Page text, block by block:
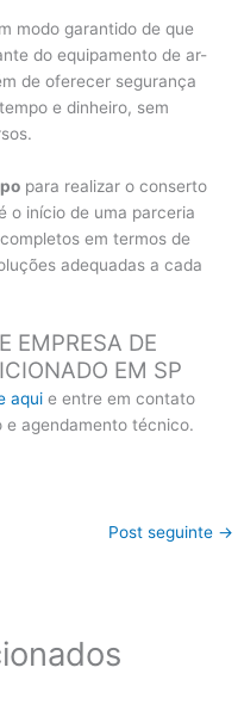
modo garantido de que
do equipamento de ar-
de oferecer segurança
e dinheiro, sem
para realizar o conserto
o início de uma parceria
em termos de
adequadas a cada
EMPRESA DE
EM SP
aqui e entre em contato
e agendamento técnico.
Post seguinte →